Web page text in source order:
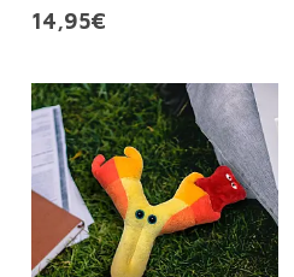
14,95€